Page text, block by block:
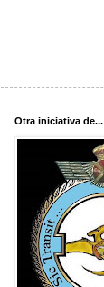
Otra iniciativa de...